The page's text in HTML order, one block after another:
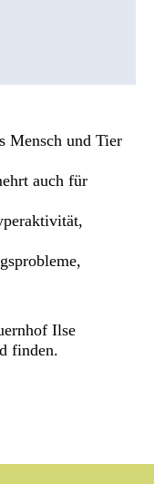
Mensch und Tier
auch für
Ilse
finden.